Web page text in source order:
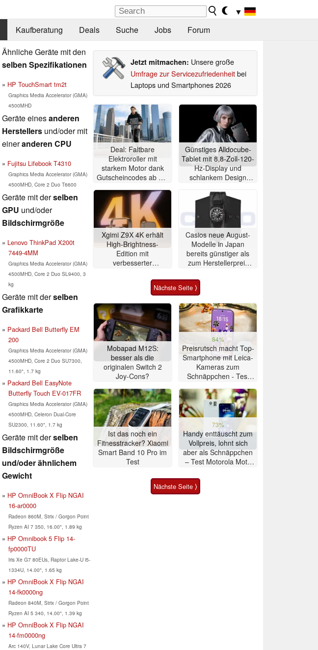
▼
Kaufberatung Deals Suche Jobs Forum
Ähnliche Geräte mit den
selben Spezifikationen
HP TouchSmart tm2t
Graphics Media Accelerator (GMA)
4500MHD
Geräte einesanderen
Herstellers und/oder mit
eineranderen CPU
Fujitsu Lifebook T4310
Graphics Media Accelerator (GMA)
4500MHD, Core 2 Duo T6600
Geräte mit derselben
GPU und/oder
Bildschirmgröße
Lenovo ThinkPad X200t
7449-4MM
Graphics Media Accelerator (GMA)
4500MHD, Core 2 Duo SL9400, 3
kg
Geräte mit derselben
Grafikkarte
Packard Bell Butterfly EM
200
Graphics Media Accelerator (GMA)
4500MHD, Core 2 Duo SU7300,
11.60", 1.7 kg
Packard Bell EasyNote
Butterfly Touch EV-017FR
Graphics Media Accelerator (GMA)
4500MHD, Celeron Dual-Core
SU2300, 11.60", 1.7 kg
Geräte mit derselben
Bildschirmgröße
und/oder ähnlichem
Gewicht
HP OmniBook X Flip NGAI
16-ar0000
Radeon 860M, Strix / Gorgon Point
Ryzen AI 7 350, 16.00", 1.89 kg
HP Omnibook 5 Flip 14-
fp0000TU
Iris Xe G7 80EUs, Raptor Lake-U i5-
1334U, 14.00", 1.65 kg
HP OmniBook X Flip NGAI
14-fk0000ng
Radeon 840M, Strix / Gorgon Point
Ryzen AI 5 340, 14.00", 1.39 kg
HP OmniBook X Flip NGAI
14-fm0000ng
Arc 140V, Lunar Lake Core Ultra 7
Jetzt mitmachen: Unsere große
Umfrage zur Servicezufriedenheitbei
Laptops und Smartphones 2026
Deal: Faltbare
Elektroroller mit
starkem Motor dank
Gutscheincodes ab nur
Günstiges Alldocube-
Tablet mit 8,8-Zoll-120-
Hz-Display und
schlankem Design
Xgimi Z9X 4K erhält
High-Brightness-
Edition mit
verbesserter
Casios neue August-
Modelle in Japan
bereits günstiger als
zum Herstellerpreis
Nächste Seite ⟩
Mobapad M12S:
besser als die
originalen Switch 2
Joy-Cons?
84%
Preisrutsch macht Top-
Smartphone mit Leica-
Kameras zum
Schnäppchen - Test
Ist das noch ein
Fitnesstracker? Xiaomi
Smart Band 10 Pro im
Test
73%
Handy enttäuscht zum
Vollpreis, lohnt sich
aber als Schnäppchen
– Test Motorola Moto
Nächste Seite ⟩